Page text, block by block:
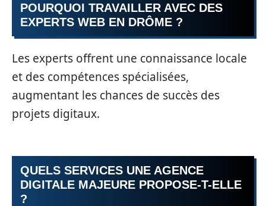
POURQUOI TRAVAILLER AVEC DES
EXPERTS WEB EN DRÔME ?
Les experts offrent une connaissance locale
et des compétences spécialisées,
augmentant les chances de succès des
projets digitaux.
QUELS SERVICES UNE AGENCE
DIGITALE MAJEURE PROPOSE-T-ELLE
?